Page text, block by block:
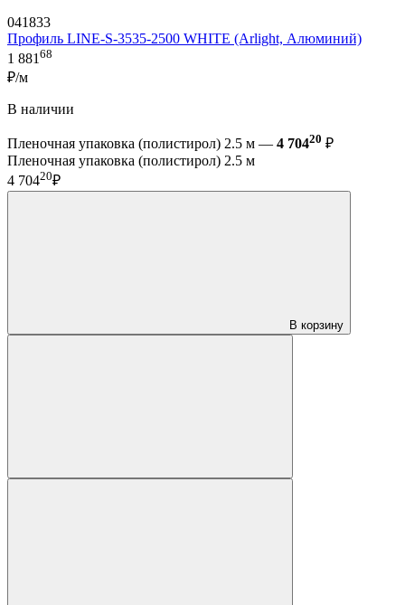
041833
Профиль LINE-S-3535-2500 WHITE (Arlight, Алюминий)
1 881 68
₽/м
В наличии
Пленочная упаковка (полистирол) 2.5 м — 4 70420 ₽
Пленочная упаковка (полистирол) 2.5 м
4 70420₽
В корзину